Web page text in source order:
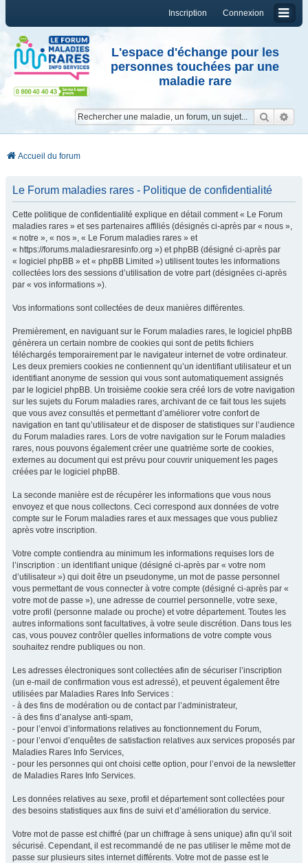
Connexion
Inscription
L'espace d'échange pour les
personnes touchées par une
maladie rare
Accueil du forum
Le Forum maladies rares - Politique de confidentialité
Cette politique de confidentialité explique en détail comment « Le Forum
maladies rares » et ses partenaires affiliés (désignés ci-après par « nous »,
« notre », « nos », « Le Forum maladies rares » et
« https://forums.maladiesraresinfo.org ») et phpBB (désigné ci-après par
« logiciel phpBB » et « phpBB Limited ») utilisent toutes les informations
collectées lors des sessions d’utilisation de votre part (désignées ci-après
par « vos informations »).
Vos informations sont collectées de deux manières différentes.
Premièrement, en naviguant sur le Forum maladies rares, le logiciel phpBB
génèrera un certain nombre de cookies qui sont de petits fichiers
téléchargés temporairement par le navigateur internet de votre ordinateur.
Les deux premiers cookies ne contiennent qu’un identifiant utilisateur et un
identifiant anonyme de session qui vous sont automatiquement assignés
par le logiciel phpBB. Un troisième cookie sera créé lors de votre navigation
sur les sujets du Forum maladies rares, archivant de ce fait tous les sujets
que vous avez consultés et permettant d’améliorer votre confort de
navigation en tant qu’utilisateur et de disposer de statistiques sur l’audience
du Forum maladies rares. Lors de votre navigation sur le Forum maladies
rares, nous pouvons également créer une quatrième sorte de cookies,
externes au document qui est prévu pour couvrir uniquement les pages
créées par le logiciel phpBB.
La seconde manière est de récupérer les informations que vous nous
envoyez et que nous collectons. Ceci correspond aux données de votre
compte sur le Forum maladies rares et aux messages que vous publiez
après votre inscription.
Votre compte contiendra au minimum les informations requises lors de
l’inscription : un identifiant unique (désigné ci-après par « votre nom
d’utilisateur ») qui doit être un pseudonyme, un mot de passe personnel
vous permettant de vous connecter à votre compte (désigné ci-après par «
votre mot de passe »), une adresse de courriel personnelle, votre sexe,
votre profil (personne malade ou proche) et votre département. Toutes les
autres informations sont facultatives, à votre seule discrétion. Dans tous les
cas, vous pouvez contrôler quelles informations de votre compte vous
souhaitez rendre publiques ou non.
Les adresses électroniques sont collectées afin de sécuriser l’inscription
(un e-mail de confirmation vous est adressé), et peuvent également être
utilisées par Maladies Rares Info Services :
- à des fins de modération ou de contact par l’administrateur,
- à des fins d’analyse anti-spam,
- pour l’envoi d’informations relatives au fonctionnement du Forum,
- pour l’envoi d’enquêtes de satisfaction relatives aux services proposés par
Maladies Rares Info Services,
- pour les personnes qui ont choisi cette option, pour l’envoi de la newsletter
de Maladies Rares Info Services.
Les données relatives au sexe, profil et département sont collectées pour
des besoins statistiques aux fins de suivi et d’amélioration du service.
Votre mot de passe est chiffré (par un chiffrage à sens unique) afin qu’il soit
sécurisé. Cependant, il est recommandé de ne pas utiliser le même mot de
passe sur plusieurs sites internet différents. Votre mot de passe est le